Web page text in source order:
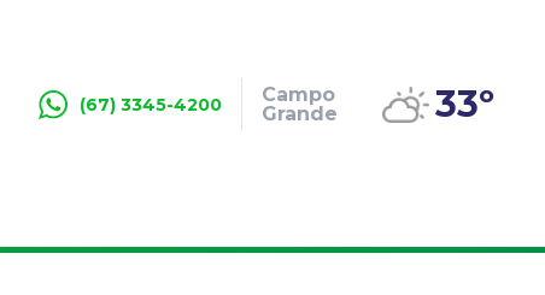
(67) 3345-4200
Campo
Grande
33º